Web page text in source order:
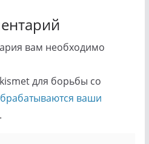
вам необходимо
для борьбы со
ваши